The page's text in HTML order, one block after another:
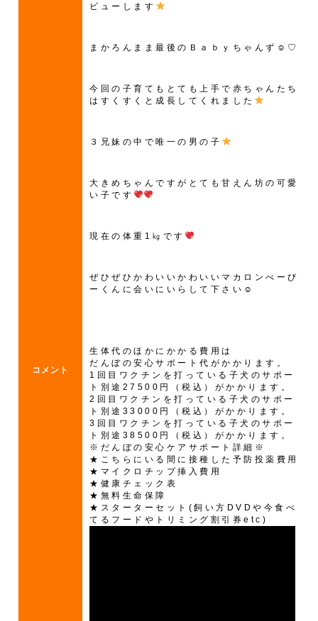
コメント
ビューします
まかろんまま最後のＢａｂｙちゃんず☺♡
今回の子育てもとても上手で赤ちゃんたち
はすくすくと成長してくれました
３兄妹の中で唯一の男の子
大きめちゃんですがとても甘えん坊の可愛
い子です
現在の体重1㎏です
ぜひぜひかわいいかわいいマカロンべーび
ーくんに会いにいらして下さい☺
生体代のほかにかかる費用は
だんぼの安心サポート代がかかります。
1回目ワクチンを打っている子犬のサポー
ト別途27500円（税込）がかかります。
2回目ワクチンを打っている子犬のサポー
ト別途33000円（税込）がかかります。
3回目ワクチンを打っている子犬のサポー
ト別途38500円（税込）がかかります。
※だんぼの安心ケアサポート詳細※
★こちらにいる間に接種した予防投薬費用
★マイクロチップ挿入費用
★健康チェック表
★無料生命保障
★スターターセット(飼い方DVDや今食べ
てるフードやトリミング割引券etc)